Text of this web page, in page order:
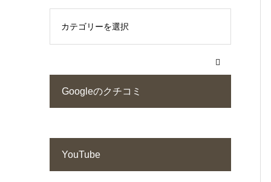
Googleのクチコミ
YouTube